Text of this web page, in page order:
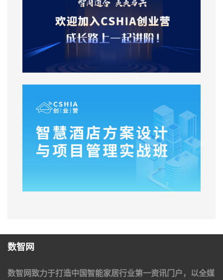
数智网
数智网致力于打造中国智能家居行业第一资讯门户，以全媒